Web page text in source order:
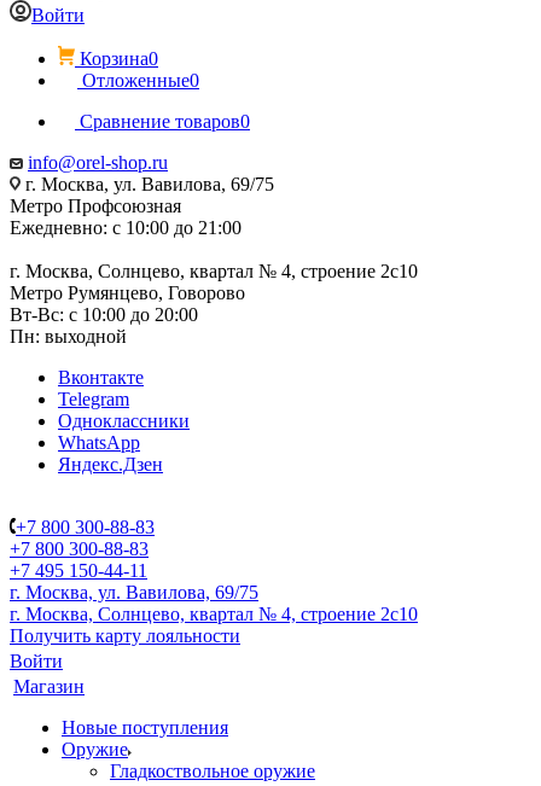
Войти
Корзина0
Отложенные0
Сравнение товаров0
info@orel-shop.ru
г. Москва, ул. Вавилова, 69/75
Метро Профсоюзная
Ежедневно: с 10:00 до 21:00
г. Москва, Солнцево, квартал № 4, строение 2с10
Метро Румянцево, Говорово
Вт-Вс: с 10:00 до 20:00
Пн: выходной
Вконтакте
Telegram
Одноклассники
WhatsApp
Яндекс.Дзен
+7 800 300-88-83
+7 800 300-88-83
+7 495 150-44-11
г. Москва, ул. Вавилова, 69/75
г. Москва, Солнцево, квартал № 4, строение 2с10
Получить карту лояльности
Войти
Магазин
Новые поступления
Оружие
Гладкоствольное оружие